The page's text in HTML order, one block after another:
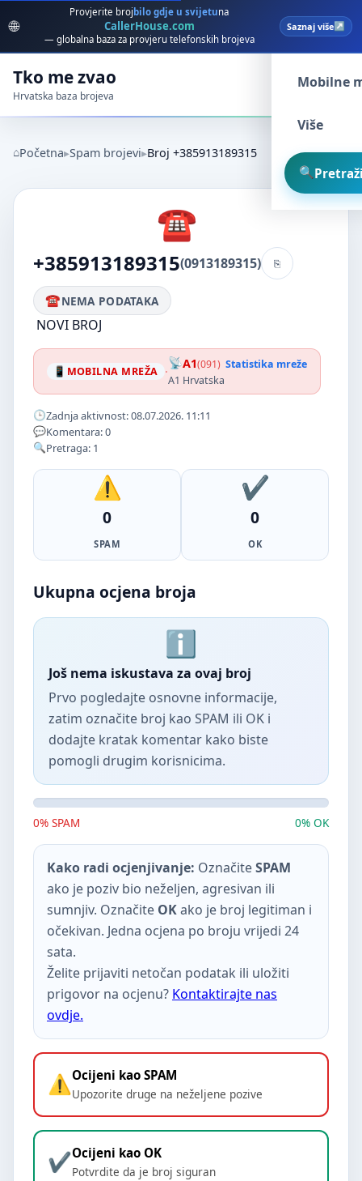
🌐
Provjerite broj bilo gdje u svijetuna
CallerHouse.com
— globalna baza za provjeru telefonskih brojeva
Saznaj više
Tko me zvao
Hrvatska baza brojeva
Spam
Mobilne
Više
Početna Spam brojevi Broj +385913189315
+385913189315(0913189315)
NEMA PODATAKA
NOVI BROJ
MOBILNA MREŽA · A1(091) Statistika mreže
A1 Hrvatska
Zadnja aktivnost: 08.07.2026. 11:11
Komentara: 0
Pretraga: 1
0
SPAM
0
OK
Ukupna ocjena broja
Još nema iskustava za ovaj broj
Prvo pogledajte osnovne informacije,
zatim označite broj kao SPAM ili OK i
dodajte kratak komentar kako biste
pomogli drugim korisnicima.
0% SPAM 0% OK
Kako radi ocjenjivanje: OznačiteSPAM
ako je poziv bio neželjen, agresivan ili
sumnjiv. Označite OKako je broj legitiman i
očekivan. Jedna ocjena po broju vrijedi 24
sata.
Želite prijaviti netočan podatak ili uložiti
prigovor na ocjenu? Kontaktirajte nas
ovdje.
Ocijeni kao SPAM
Upozorite druge na neželjene pozive
Ocijeni kao OK
Potvrdite da je broj siguran